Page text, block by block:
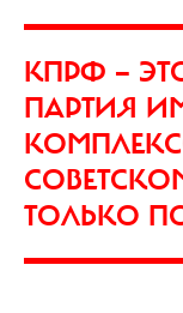
КПРФ —
ПАРТИЯ
ТОЛЬКО